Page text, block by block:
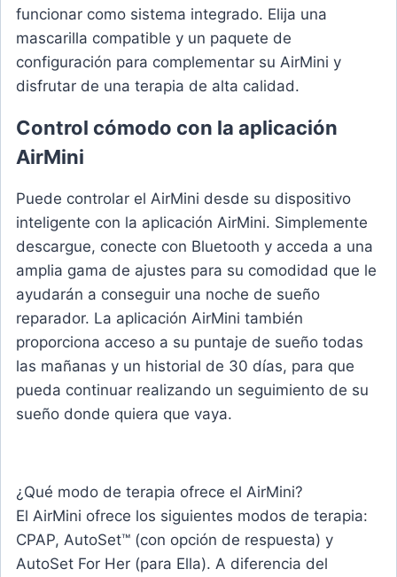
funcionar como sistema integrado. Elija una
mascarilla compatible y un paquete de
configuración para complementar su AirMini y
disfrutar de una terapia de alta calidad.
Control cómodo con la aplicación
AirMini
Puede controlar el AirMini desde su dispositivo
inteligente con la aplicación AirMini. Simplemente
descargue, conecte con Bluetooth y acceda a una
amplia gama de ajustes para su comodidad que le
ayudarán a conseguir una noche de sueño
reparador. La aplicación AirMini también
proporciona acceso a su puntaje de sueño todas
las mañanas y un historial de 30 días, para que
pueda continuar realizando un seguimiento de su
sueño donde quiera que vaya.
¿Qué modo de terapia ofrece el AirMini?
El AirMini ofrece los siguientes modos de terapia:
CPAP, AutoSet™ (con opción de respuesta) y
AutoSet For Her (para Ella). A diferencia del